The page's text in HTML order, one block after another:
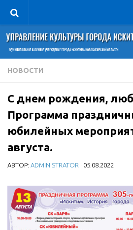
Управление
Руководитель
Сведения об организации
Книга почета культуры
Фотогалерея
Документы
Учредительные документы
Правовая база
Отчеты о деятельности
Учреждения культуры
НОВОСТИ
С днем рождения,
Программа
юбилейных
августа.
АВТОР: ADMINISTRATOR · 05.08.2022